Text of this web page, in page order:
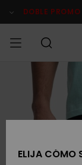
del
DOBLE PROMO
HOMBRE
NIÑO
ELIJA CÓMO